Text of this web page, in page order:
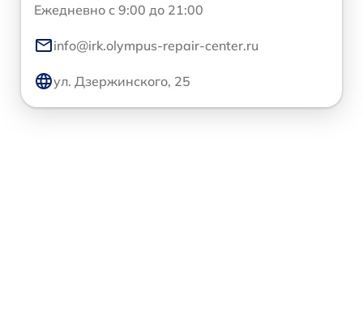
Ежедневно с 9:00 до 21:00
info@irk.olympus-repair-center.ru
ул. Дзержинского, 25